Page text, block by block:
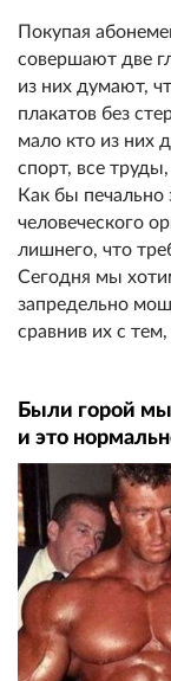
Покупая
совершают две
из них думают,
плакатов без
мало кто из них
спорт, все
Как бы печально
человеческого
лишнего, что
Сегодня мы
запредельно
сравнив их с
Были горой
и это